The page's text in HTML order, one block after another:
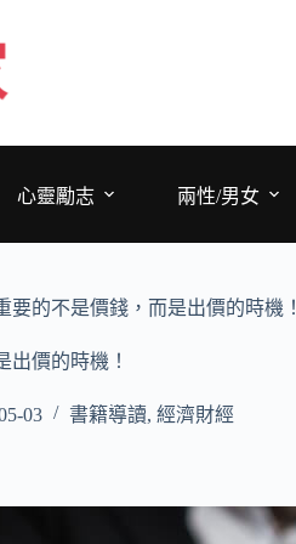
心靈勵志 兩性/男女
要的不是價錢，而是出價的時機！
出價的時機！
03 書籍導讀, 經濟財經